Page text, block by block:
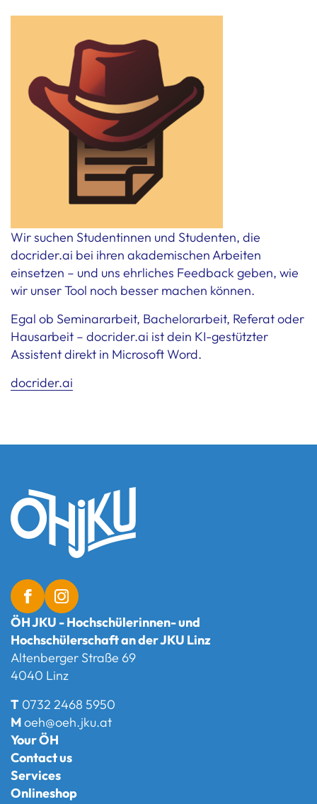
Wir suchen Studentinnen und Studenten, die
docrider.ai bei ihren akademischen Arbeiten
einsetzen – und uns ehrliches Feedback geben, wie
wir unser Tool noch besser machen können.
Egal ob Seminararbeit, Bachelorarbeit, Referat oder
Hausarbeit – docrider.ai ist dein KI-gestützter
Assistent direkt in Microsoft Word.
docrider.ai
ÖH JKU - Hochschülerinnen- und
Hochschülerschaft an der JKU Linz
Altenberger Straße 69
4040 Linz
T 0732 2468 5950
Moeh@oeh.jku.at
Your ÖH
Contact us
Services
Onlineshop